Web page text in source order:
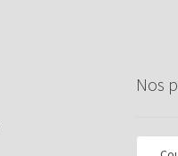
Nos